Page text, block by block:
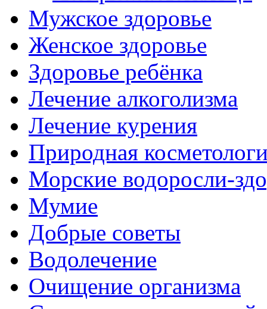
Мужское здоровье
Женское здоровье
Здоровье ребёнка
Лечение алкоголизма
Лечение курения
Природная
Морские водоросли-
Мумие
Добрые советы
Водолечение
Очищение организма